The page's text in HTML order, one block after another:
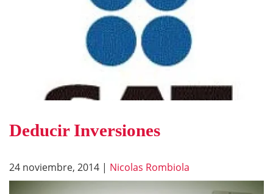
Deducir Inversiones
24 noviembre, 2014 | Nicolas Rombiola